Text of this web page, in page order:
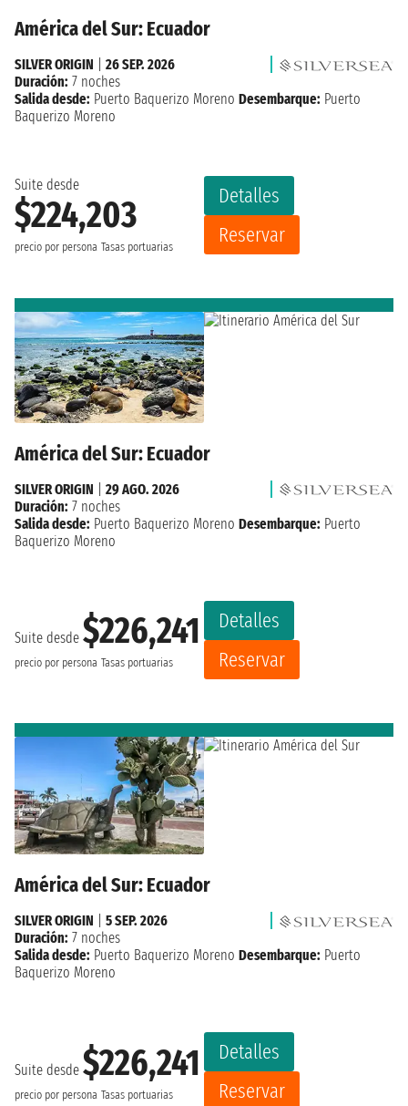
América del Sur: Ecuador
Suite desde
$224,203
precio por persona Tasas portuarias
Detalles
Reservar
SILVER ORIGIN
26 SEP. 2026
Duración: 7 noches
Salida desde: Puerto Baquerizo Moreno Desembarque: Puerto
Baquerizo Moreno
América del Sur: Ecuador
Suite desde $226,241
precio por persona Tasas portuarias
Detalles
Reservar
SILVER ORIGIN
29 AGO. 2026
Duración: 7 noches
Salida desde: Puerto Baquerizo Moreno Desembarque: Puerto
Baquerizo Moreno
América del Sur: Ecuador
Suite desde $226,241
precio por persona Tasas portuarias
Detalles
Reservar
SILVER ORIGIN
5 SEP. 2026
Duración: 7 noches
Salida desde: Puerto Baquerizo Moreno Desembarque: Puerto
Baquerizo Moreno